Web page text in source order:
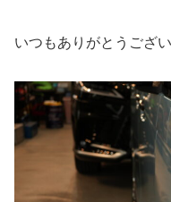
いつもありがとうござい